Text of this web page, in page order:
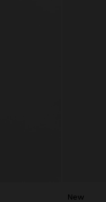
New